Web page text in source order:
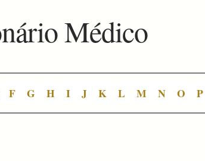
Médico
F G H I J K L M N O P